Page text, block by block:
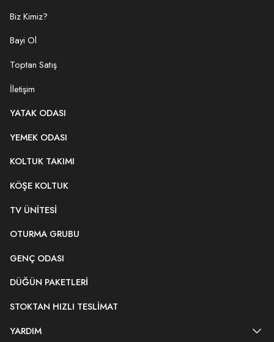
Biz Kimiz?
Bayi Ol
Toptan Satış
İletişim
YATAK ODASI
YEMEK ODASI
KOLTUK TAKIMI
KÖŞE KOLTUK
TV ÜNITESI
OTURMA GRUBU
GENÇ ODASI
DÜĞÜN PAKETLERI
STOKTAN HIZLI TESLIMAT
YARDIM